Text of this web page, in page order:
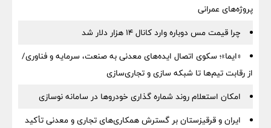
پروژه‌های عمرانی
چرا قیمت مس دوباره وارد کانال ۱۴ هزار دلار شد
«ایما»؛ سکوی اتصال ایده‌های معدنی به صنعت، سرمایه و فناوری/
از رقابت تیم‌ها تا شبکه سازی و تجاری‌سازی
امکان استعلام روند شماره گذاری خودروها در سامانه نوسازی
ایران و قرقیزستان بر گسترش همکاری‌های تجاری و معدنی تأکید